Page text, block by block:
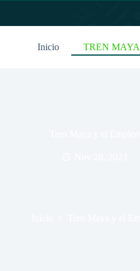
Inicio TREN MAYA